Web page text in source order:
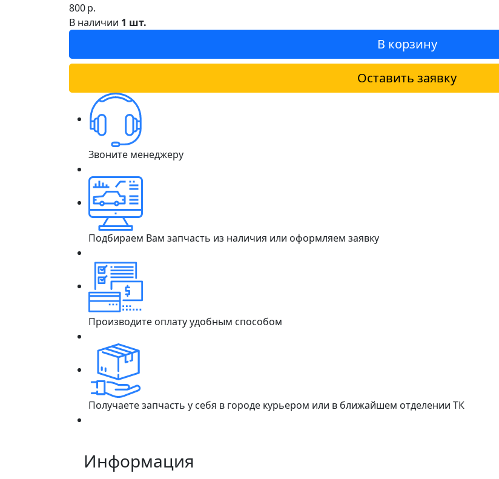
800р.
В наличии 1 шт.
В корзину
Оставить заявку
Звоните менеджеру
Подбираем Вам запчасть из наличия или оформляем заявку
Производите оплату удобным способом
Получаете запчасть у себя в городе курьером или в ближайшем отделении ТК
Информация